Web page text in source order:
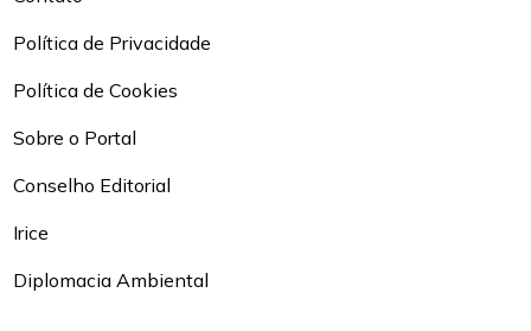
Política de Privacidade
Política de Cookies
Sobre o Portal
Conselho Editorial
Irice
Diplomacia Ambiental